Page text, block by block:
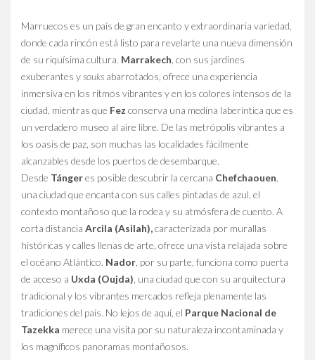
Marruecos es un país de gran encanto y extraordinaria variedad,
donde cada rincón está listo para revelarte una nueva dimensión
de su riquísima cultura. Marrakech , con sus jardines
exuberantes y souks abarrotados, ofrece una experiencia
inmersiva en los ritmos vibrantes y en los colores intensos de la
ciudad, mientras que Fez conserva una medina laberíntica que es
un verdadero museo al aire libre. De las metrópolis vibrantes a
los oasis de paz, son muchas las localidades fácilmente
alcanzables desde los puertos de desembarque.
Desde Tángeres posible descubrir la cercana Chefchaouen
una ciudad que encanta con sus calles pintadas de azul, el
contexto montañoso que la rodea y su atmósfera de cuento. A
corta distancia Arcila (Asilah),caracterizada por murallas
históricas y calles llenas de arte, ofrece una vista relajada sobre
el océano Atlántico. Nador , por su parte, funciona como puerta
de acceso a Uxda (Oujda) , una ciudad que con su arquitectura
tradicional y los vibrantes mercados refleja plenamente las
tradiciones del país. No lejos de aquí, el Parque Nacional de
Tazekka merece una visita por su naturaleza incontaminada y
los magníficos panoramas montañosos.